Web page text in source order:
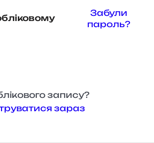
Забули
пароль?
запису?
зараз